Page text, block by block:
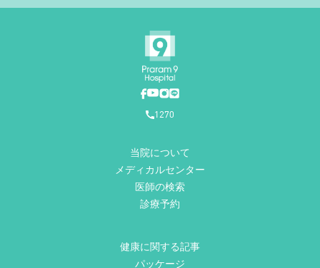
1270
当院について
メディカルセンター
医師の検索
診療予約
健康に関する記事
パッケージ